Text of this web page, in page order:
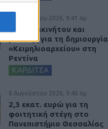
8 Αυγούστου 2026, 9:41 πμ
Δωρεά ακινήτου και
μελέτης για τη δημιουργία
«Κειμηλιοαρχείου» στη
Ρεντίνα
ΚΑΡΔΙΤΣΑ
8 Αυγούστου 2026, 9:40 πμ
2,3 εκατ. ευρώ για τη
φοιτητική στέγη στο
Πανεπιστήμιο Θεσσαλίας